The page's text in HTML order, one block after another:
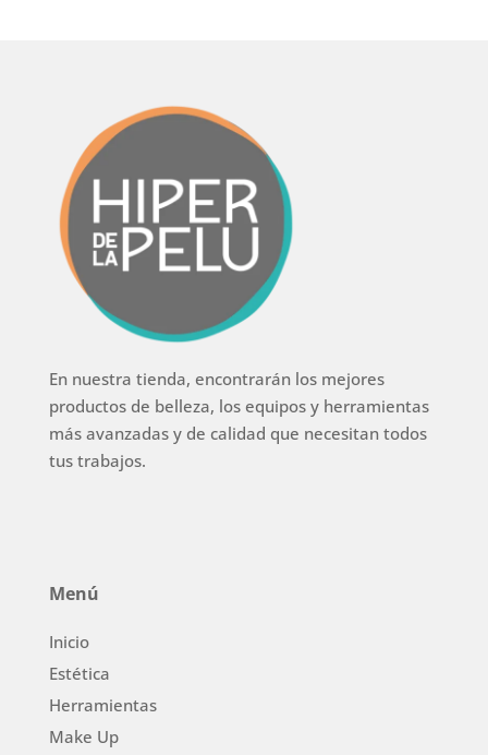
En nuestra tienda, encontrarán los mejores
productos de belleza, los equipos y herramientas
más avanzadas y de calidad que necesitan todos
tus trabajos.
Menú
Inicio
Estética
Herramientas
Make Up